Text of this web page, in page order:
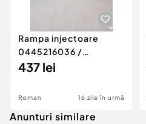
Rampa injectoare
0445216036 /
780542302 3.0 d 313
437 lei
Roman 16 zile în urmă
Anunturi similare